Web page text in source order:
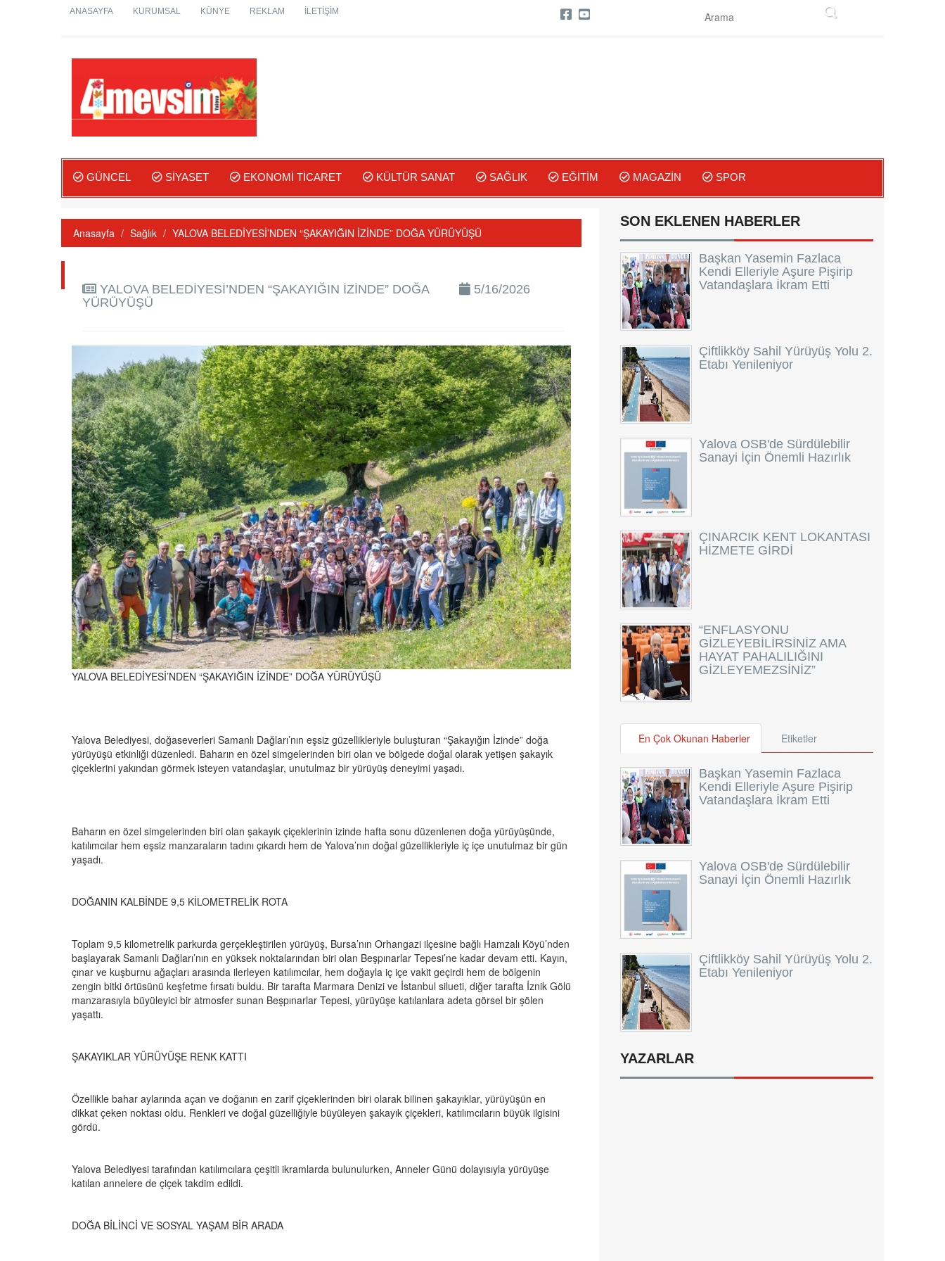
ANASAYFA KURUMSAL KÜNYE REKLAM İLETIŞIM
GÜNCEL SIYASET EKONOMİ TİCARET KÜLTÜR SANAT SAĞLIK EĞITIM MAGAZIN SPOR
Anasayfa Sağlık YALOVA BELEDİYESİ’NDEN “ŞAKAYIĞIN İZİNDE” DOĞA YÜRÜYÜŞÜ
YALOVA BELEDİYESİ’NDEN “ŞAKAYIĞIN İZİNDE” DOĞA
YÜRÜYÜŞÜ
5/16/2026
YALOVA BELEDİYESİ’NDEN “ŞAKAYIĞIN İZİNDE” DOĞA YÜRÜYÜŞÜ
Yalova Belediyesi, doğaseverleri Samanlı Dağları’nın eşsiz güzellikleriyle buluşturan “Şakayığın İzinde” doğa
yürüyüşü etkinliği düzenledi. Baharın en özel simgelerinden biri olan ve bölgede doğal olarak yetişen şakayık
çiçeklerini yakından görmek isteyen vatandaşlar, unutulmaz bir yürüyüş deneyimi yaşadı.
Baharın en özel simgelerinden biri olan şakayık çiçeklerinin izinde hafta sonu düzenlenen doğa yürüyüşünde,
katılımcılar hem eşsiz manzaraların tadını çıkardı hem de Yalova’nın doğal güzellikleriyle iç içe unutulmaz bir gün
yaşadı.
DOĞANIN KALBİNDE 9,5 KİLOMETRELİK ROTA
Toplam 9,5 kilometrelik parkurda gerçekleştirilen yürüyüş, Bursa’nın Orhangazi ilçesine bağlı Hamzalı Köyü’nden
başlayarak Samanlı Dağları’nın en yüksek noktalarından biri olan Beşpınarlar Tepesi’ne kadar devam etti. Kayın,
çınar ve kuşburnu ağaçları arasında ilerleyen katılımcılar, hem doğayla iç içe vakit geçirdi hem de bölgenin
zengin bitki örtüsünü keşfetme fırsatı buldu. Bir tarafta Marmara Denizi ve İstanbul silueti, diğer tarafta İznik Gölü
manzarasıyla büyüleyici bir atmosfer sunan Beşpınarlar Tepesi, yürüyüşe katılanlara adeta görsel bir şölen
yaşattı.
ŞAKAYIKLAR YÜRÜYÜŞE RENK KATTI
Özellikle bahar aylarında açan ve doğanın en zarif çiçeklerinden biri olarak bilinen şakayıklar, yürüyüşün en
dikkat çeken noktası oldu. Renkleri ve doğal güzelliğiyle büyüleyen şakayık çiçekleri, katılımcıların büyük ilgisini
gördü.
Yalova Belediyesi tarafından katılımcılara çeşitli ikramlarda bulunulurken, Anneler Günü dolayısıyla yürüyüşe
katılan annelere de çiçek takdim edildi.
DOĞA BİLİNCİ VE SOSYAL YAŞAM BİR ARADA
SON EKLENEN HABERLER
Başkan Yasemin Fazlaca
Kendi Elleriyle Aşure Pişirip
Vatandaşlara İkram Etti
Çiftlikköy Sahil Yürüyüş Yolu 2.
Etabı Yenileniyor
Yalova OSB'de Sürdülebilir
Sanayi İçin Önemli Hazırlık
ÇINARCIK KENT LOKANTASI
HİZMETE GİRDİ
“ENFLASYONU
GİZLEYEBİLİRSİNİZ AMA
HAYAT PAHALILIĞINI
GİZLEYEMEZSİNİZ”
En Çok Okunan Haberler Etiketler
Başkan Yasemin Fazlaca
Kendi Elleriyle Aşure Pişirip
Vatandaşlara İkram Etti
Yalova OSB'de Sürdülebilir
Sanayi İçin Önemli Hazırlık
Çiftlikköy Sahil Yürüyüş Yolu 2.
Etabı Yenileniyor
YAZARLAR